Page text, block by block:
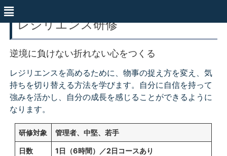
レジリエンス研修
逆境に負けない折れない心をつくる
レジリエンスを高めるために、物事の捉え方を変え、気
持ちを切り替える方法を学びます。自分に自信を持って
強みを活かし、自分の成長を感じることができるように
なります。
研修対象 管理者、中堅、若手
日数 1日（6時間）／2日コースあり